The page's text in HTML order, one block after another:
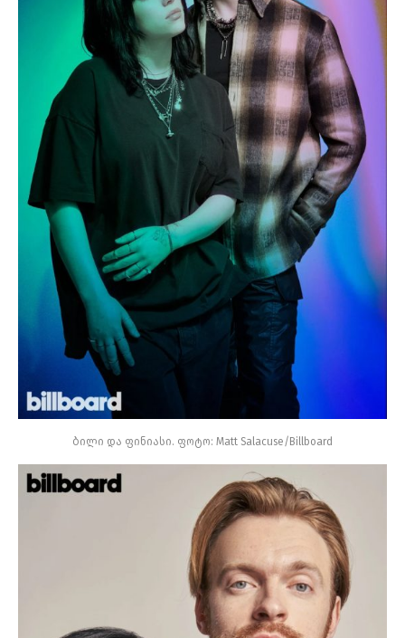
ბილი და ფინიასი. ფოტო: Matt Salacuse/Billboard